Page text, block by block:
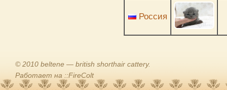
Россия
© 2010 beltene — british shorthair cattery.
Работает на ::FireColt